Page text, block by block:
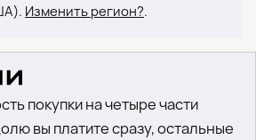
Изменить регион?.
покупки на четыре части
вы платите сразу, остальные